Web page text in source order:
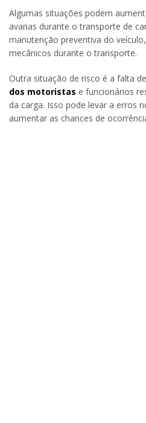
Algumas situações podem
avarias durante o transporte de
manutenção preventiva do
mecânicos durante o transporte.
Outra situação de risco é a falta de
dos motoristas e funcionários
da carga. Isso pode levar a erros
aumentar as chances de